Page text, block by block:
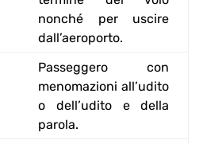
nonché per uscire
dall’aeroporto.
Passeggero con
menomazioni all’udito
o dell’udito e della
parola.